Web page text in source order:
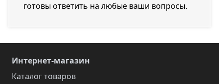
готовы ответить на любые ваши вопросы.
Интернет-магазин
Каталог товаров